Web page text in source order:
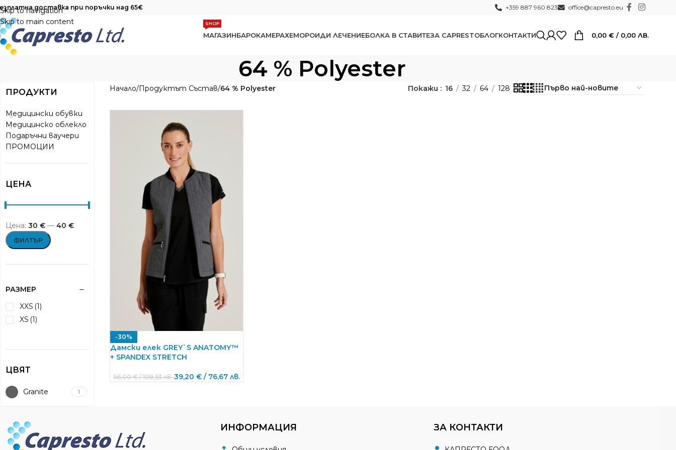
Skip to navigation
Skip to main content
доставка при поръчки над 65€ +359 887 960 823 office@capresto.eu
МАГАЗИН
SHOP
БАРОКАМЕРАХЕМОРОИДИ ЛЕЧЕНИЕБОЛКА В СТАВИТЕЗА CAPRESTOБЛОГКОНТАКТИ 0,00 € / 0,00 ЛВ.
64 % Polyester
ПРОДУКТИ
Медицински обувки
Медицинско облекло
Подаръчни ваучери
ПРОМОЦИИ
ЦЕНА
ФИЛТЪР
Цена: 30 € — 40 €
РАЗМЕР
XXS (1)
XS (1)
ЦВЯТ
Granite 1
Начало/Продуктът Състав/64 % Polyester Покажи 16 32 64 128
-30%
Дамски елек GREY`S ANATOMY™
+ SPANDEX STRETCH
56,00€/ 109,53 лв.39,20€ / 76,67 лв.
ИНФОРМАЦИЯ ЗА КОНТАКТИ